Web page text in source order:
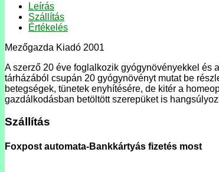
Leírás
Szállítás
Értékelés
Mezőgazda Kiadó 2001
A szerző 20 éve foglalkozik gyógynövényekkel és
tárházából csupán 20 gyógynövényt mutat be
betegségek, tünetek enyhítésére, de kitér a
gazdálkodásban betöltött szerepüket is
Szállítás
Foxpost automata-Bankkártyás fizetés most